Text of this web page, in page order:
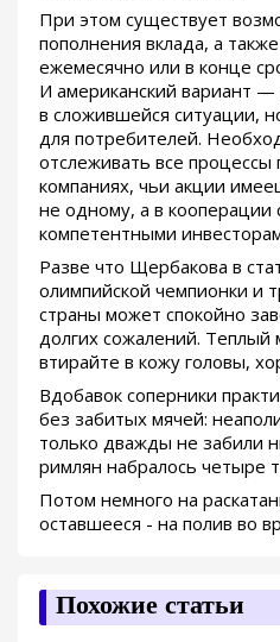
При этом существует
пополнения вклада, а
ежемесячно или в конце
И американский вариант
в сложившейся ситуации,
для потребителей.
отслеживать все
компаниях, чьи акции
не одному, а в кооперации
компетентными
Разве что Щербакова в
олимпийской чемпионки и
страны может спокойно
долгих сожалений. Теплый
втирайте в кожу головы,
Вдобавок соперники
без забитых мячей:
только дважды не забили
римлян набралось четыре
Потом немного на
оставшееся - на полив во
Похожие статьи